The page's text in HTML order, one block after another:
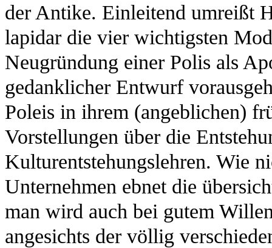
der Antike. Einleitend umreißt
lapidar die vier wichtigsten
Neugründung einer Polis als
gedanklicher Entwurf
Poleis in ihrem (angeblichen)
Vorstellungen über die
Kulturentstehungslehren. Wie
Unternehmen ebnet die
man wird auch bei gutem
angesichts der völlig